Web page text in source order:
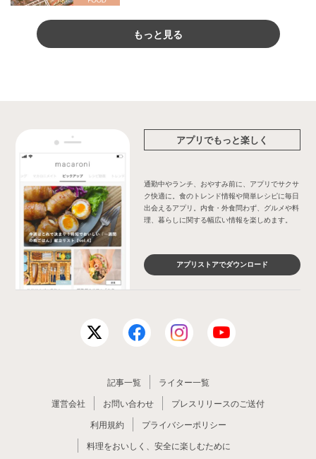
もっと見る
アプリでもっと楽しく
通勤中やランチ、おやすみ前に、アプリでサクサ
ク快適に。食のトレンド情報や簡単レシピに毎日
出会えるアプリ。内食・外食問わず、グルメや料
理、暮らしに関する幅広い情報を楽しめます。
アプリストアでダウンロード
記事一覧
ライター一覧
運営会社
お問い合わせ
プレスリリースのご送付
利用規約
プライバシーポリシー
料理をおいしく、安全に楽しむために